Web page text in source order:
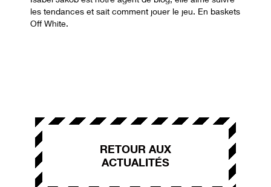
les tendances et sait comment jouer le jeu. En baskets
Off White.
RETOUR AUX
ACTUALITÉS